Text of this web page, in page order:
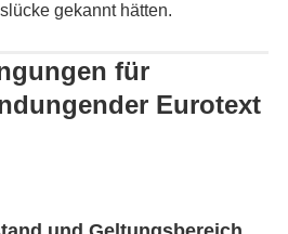
gekannt hätten.
für
Eurotext